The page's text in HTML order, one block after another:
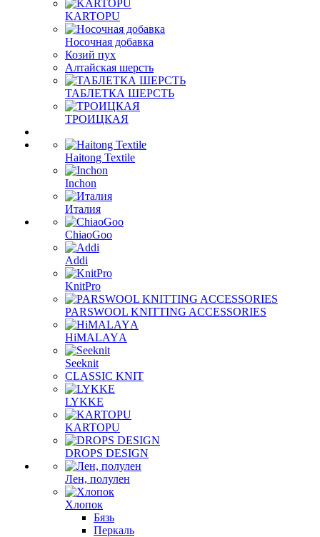
KARTOPU
Носочная добавка
Козий пух
Алтайская шерсть
ТАБЛЕTКА ШЕРСТЬ
ТРОИЦКАЯ
Haitong Textilе
Inchon
Италия
ChiaoGoo
Addi
KnitPro
PARSWOOL KNITTING ACCESSORIES
HiMALAYА
Seeknit
CLASSIC KNIT
LYKKE
KАRTOPU
DROPS DЕSIGN
Лен, полулен
Хлопок
Бязь
Перкаль